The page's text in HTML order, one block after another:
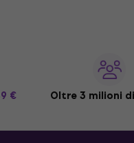
€ Oltre 3 milioni